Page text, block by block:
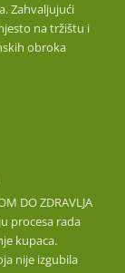
Zahvaljujući
na tržištu i
obroka
DO ZDRAVLJA
procesa rada
kupaca.
nije izgubila